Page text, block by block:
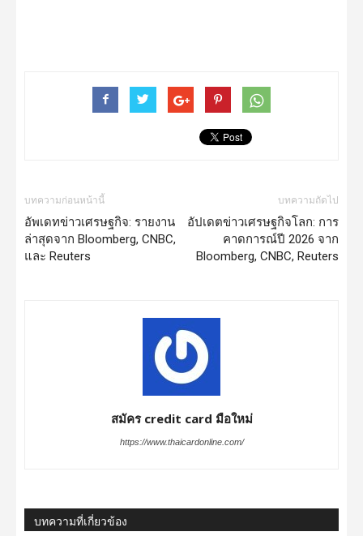
บทความก่อนหน้านี้
อัพเดทข่าวเศรษฐกิจ: รายงาน
ล่าสุดจาก Bloomberg, CNBC,
และ Reuters
บทความถัดไป
อัปเดตข่าวเศรษฐกิจโลก: การ
คาดการณ์ปี 2026 จาก
Bloomberg, CNBC, Reuters
สมัคร credit card มือใหม่
https://www.thaicardonline.com/
บทความที่เกี่ยวข้อง